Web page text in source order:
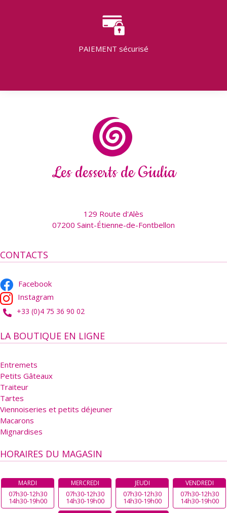
PAIEMENT sécurisé
Les desserts de Giulia
129 Route d'Alès
07200 Saint-Étienne-de-Fontbellon
CONTACTS
Facebook
Instagram
+33 (0)4 75 36 90 02
LA BOUTIQUE EN LIGNE
Entremets
Petits Gâteaux
Traiteur
Tartes
Viennoiseries et petits déjeuner
Macarons
Mignardises
HORAIRES DU MAGASIN
MARDI
07h30-12h30
14h30-19h00
MERCREDI
07h30-12h30
14h30-19h00
JEUDI
07h30-12h30
14h30-19h00
VENDREDI
07h30-12h30
14h30-19h00